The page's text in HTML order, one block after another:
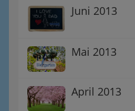
Juni 2013
Mai 2013
April 2013